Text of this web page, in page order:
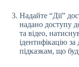
Надайте “Дії”
надано доступу
та відео,
ідентифікацію
підказкам, що